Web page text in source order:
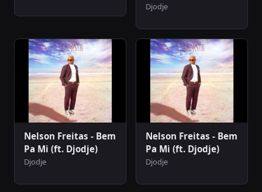
Djodje
Nelson Freitas - Bem
Pa Mi (ft. Djodje)
Djodje
Nelson Freitas - Bem
Pa Mi (ft. Djodje)
Djodje